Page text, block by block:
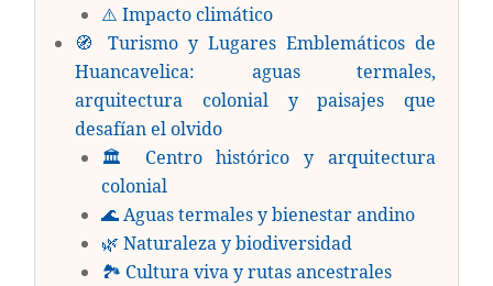
⚠️ Impacto climático
🧭 Turismo y Lugares Emblemáticos de
Huancavelica: aguas termales,
arquitectura colonial y paisajes que
desafían el olvido
🏛️ Centro histórico y arquitectura
colonial
🌊 Aguas termales y bienestar andino
🌿 Naturaleza y biodiversidad
🏞️ Cultura viva y rutas ancestrales